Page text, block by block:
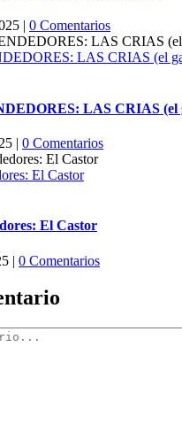
0 Comentarios
LAS CRIAS (el
LAS CRIAS (el
| 0 Comentarios
El Castor
El Castor
| 0 Comentarios